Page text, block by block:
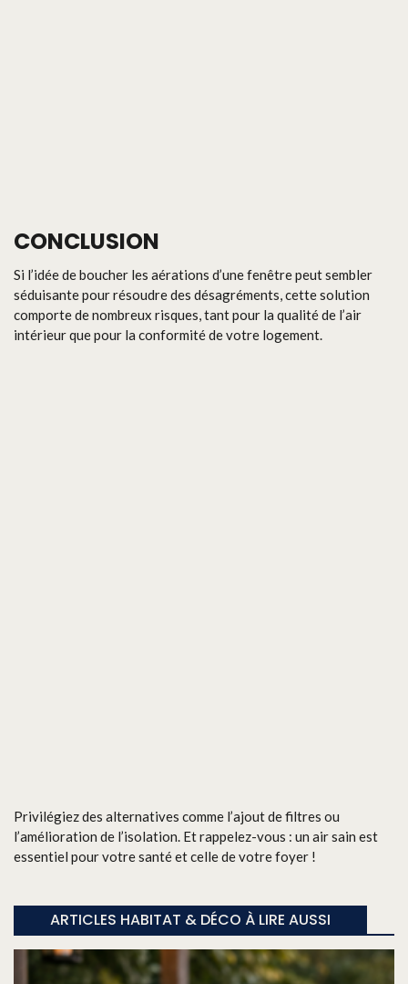
CONCLUSION
Si l’idée de boucher les aérations d’une fenêtre peut sembler
séduisante pour résoudre des désagréments, cette solution
comporte de nombreux risques, tant pour la qualité de l’air
intérieur que pour la conformité de votre logement.
Privilégiez des alternatives comme l’ajout de filtres ou
l’amélioration de l’isolation. Et rappelez-vous : un air sain est
essentiel pour votre santé et celle de votre foyer !
ARTICLES HABITAT & DÉCO À LIRE AUSSI